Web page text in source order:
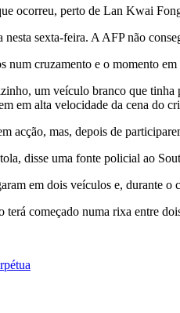
ocorreu, perto de Lan Kwai
sexta-feira. A AFP não
cruzamento e o momento
um veículo branco que
em alta velocidade da cena do
acção, mas, depois de
disse uma fonte policial ao
em dois veículos e, durante
começado numa rixa entre